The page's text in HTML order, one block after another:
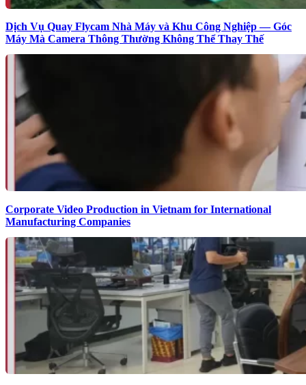
Dịch Vụ Quay Flycam Nhà Máy và Khu Công Nghiệp — Góc
Máy Mà Camera Thông Thường Không Thể Thay Thế
Corporate Video Production in Vietnam for International
Manufacturing Companies